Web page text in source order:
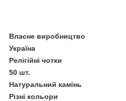
Власне виробництво
Україна
Релігійні чотки
50 шт.
Натуральний камінь
Різні кольори